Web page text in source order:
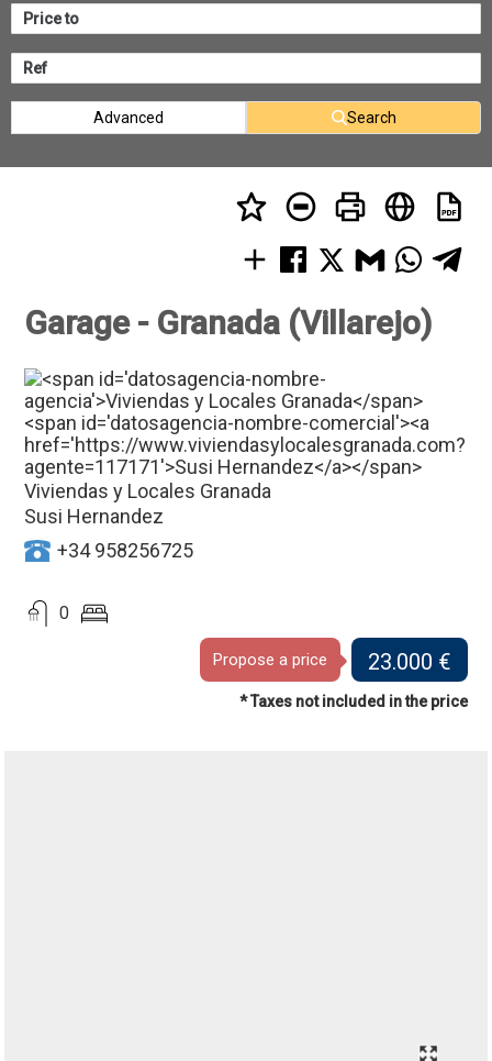
Advanced Search
Garage - Granada (Villarejo)
Viviendas y Locales Granada
Susi Hernandez
+34 958256725
0
Propose a price 23.000 €
* Taxes not included in the price